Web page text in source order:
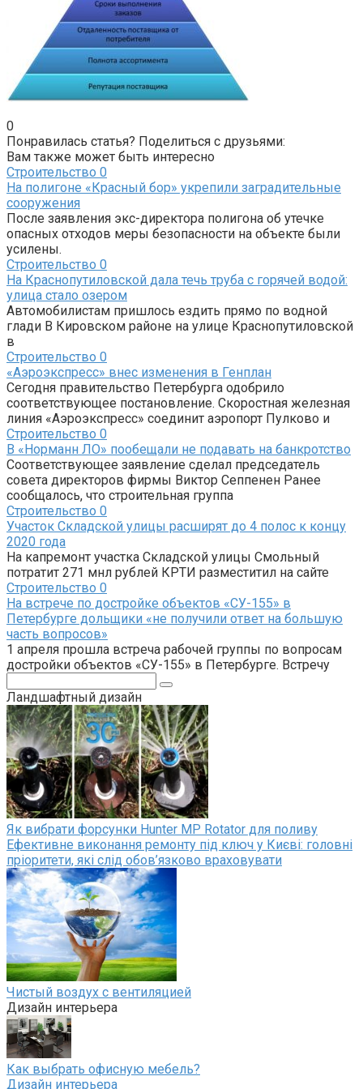
0
Понравилась статья? Поделиться с друзьями:
Вам также может быть интересно
Строительство 0
На полигоне «Красный бор» укрепили заградительные
сооружения
После заявления экс-директора полигона об утечке
опасных отходов меры безопасности на объекте были
усилены.
Строительство 0
На Краснопутиловской дала течь труба с горячей водой:
улица стало озером
Автомобилистам пришлось ездить прямо по водной
глади В Кировском районе на улице Краснопутиловской
в
Строительство 0
«Аэроэкспресс» внес изменения в Генплан
Сегодня правительство Петербурга одобрило
соответствующее постановление. Скоростная железная
линия «Аэроэкспресс» соединит аэропорт Пулково и
Строительство 0
В «Норманн ЛО» пообещали не подавать на банкротство
Соответствующее заявление сделал председатель
совета директоров фирмы Виктор Сеппенен Ранее
сообщалось, что строительная группа
Строительство 0
Участок Складской улицы расширят до 4 полос к концу
2020 года
На капремонт участка Складской улицы Смольный
потратит 271 мнл рублей КРТИ разместитил на сайте
Строительство 0
На встрече по достройке объектов «СУ-155» в
Петербурге дольщики «не получили ответ на большую
часть вопросов»
1 апреля прошла встреча рабочей группы по вопросам
достройки объектов «СУ-155» в Петербурге. Встречу
Ландшафтный дизайн
Як вибрати форсунки Hunter MP Rotator для поливу
Ефективне виконання ремонту під ключ у Києві: головні
пріоритети, які слід обов’язково враховувати
Чистый воздух с вентиляцией
Дизайн интерьера
Как выбрать офисную мебель?
Дизайн интерьера